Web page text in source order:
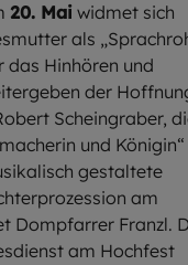
20. Mai widmet sich
als
das Hinhören und
der
Scheingraber,
und Königin“
gestaltete
am
Dompfarrer Franzl.
am Hochfest